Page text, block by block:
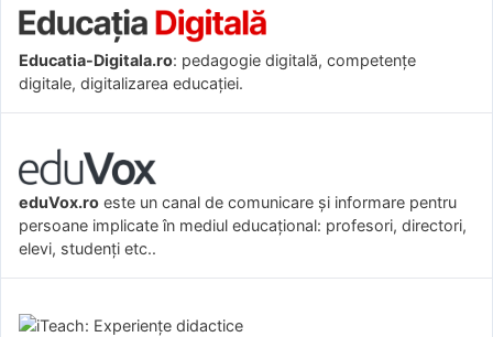
Educatia-Digitala.ro: pedagogie digitală, competențe
digitale, digitalizarea educației.
eduVox.ro este un canal de comunicare și informare pentru
persoane implicate în mediul educațional: profesori, directori,
elevi, studenți etc..